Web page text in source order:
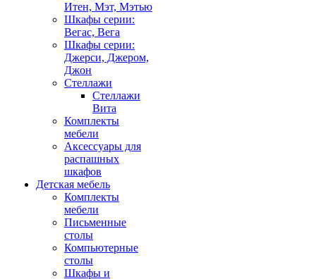
Итен, Мэт, Мэтью
Шкафы серии:
Вегас, Вега
Шкафы серии:
Джерси, Джером,
Джон
Стеллажи
Стеллажи
Вита
Комплекты
мебели
Аксессуары для
распашных
шкафов
Детская мебель
Комплекты
мебели
Письменные
столы
Компьютерные
столы
Шкафы и